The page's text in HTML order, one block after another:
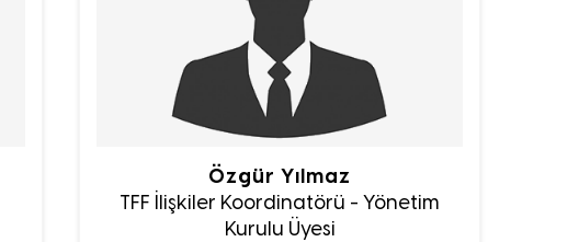
Özgür Yılmaz
TFF İlişkiler Koordinatörü - Yönetim
Kurulu Üyesi